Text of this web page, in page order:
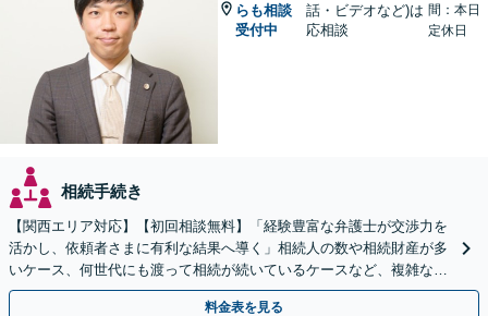
らも相談
受付中
話・ビデオなど)は
応相談
間：本日
定休日
相続手続き
【関西エリア対応】【初回相談無料】「経験豊富な弁護士が交渉力を
活かし、依頼者さまに有利な結果へ導く」相続人の数や相続財産が多
いケース、何世代にも渡って相続が続いているケースなど、複雑な事
案でも対応！協議、調停、審判どのフェーズからも相談可
料金表を見る